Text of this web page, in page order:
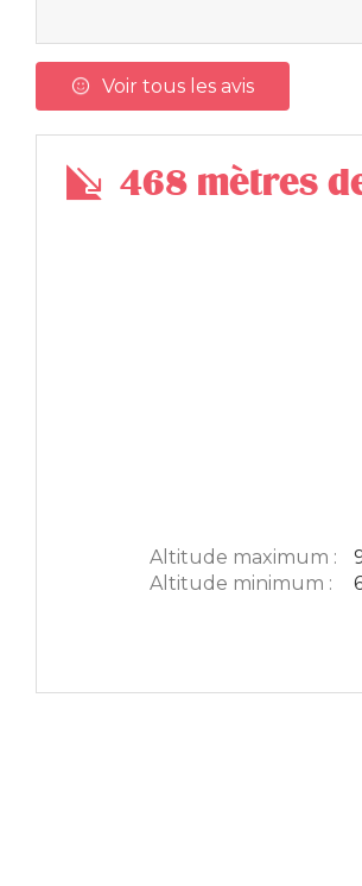
Voir tous les avis
468 mètres
Altitude maximum :
Altitude minimum :